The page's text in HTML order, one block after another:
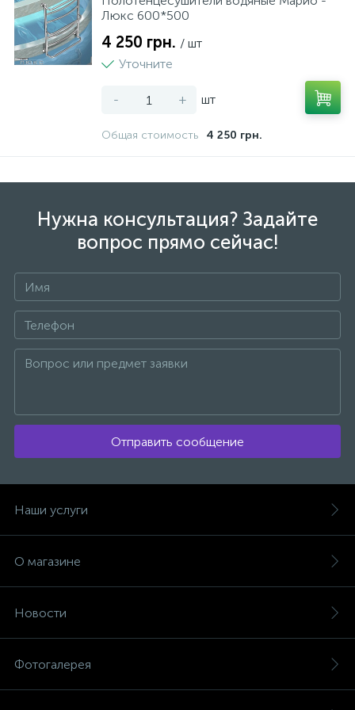
Люкс 600*500
4 250 грн. / шт
Уточните
- + шт
Общая стоимость 4 250 грн.
Нужна консультация? Задайте
вопрос прямо сейчас!
Отправить сообщение
Наши услуги
О магазине
Новости
Фотогалерея